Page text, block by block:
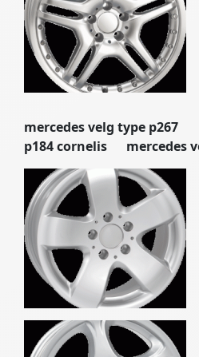
mercedes velg type
p184 cornelis mercedes